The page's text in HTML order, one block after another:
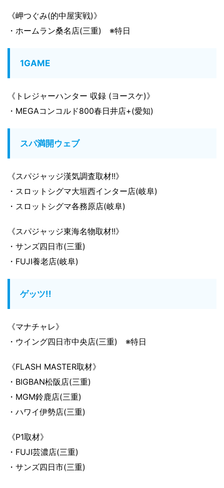
《岬つぐみ(的中屋実戦)》
・ホームラン桑名店(三重) ※特日
1GAME
《トレジャーハンター 収録 (ヨースケ)》
・MEGAコンコルド800春日井店+(愛知)
スパ満開ウェブ
《スパジャッジ漢気調査取材!!》
・スロットシグマ大垣西インター店(岐阜)
・スロットシグマ各務原店(岐阜)
《スパジャッジ東海名物取材!!》
・サンズ四日市(三重)
・FUJI養老店(岐阜)
ゲッツ!!
《マナチャレ》
・ウイング四日市中央店(三重) ※特日
《FLASH MASTER取材》
・BIGBAN松阪店(三重)
・MGM鈴鹿店(三重)
・ハワイ伊勢店(三重)
《P1取材》
・FUJI芸濃店(三重)
・サンズ四日市(三重)